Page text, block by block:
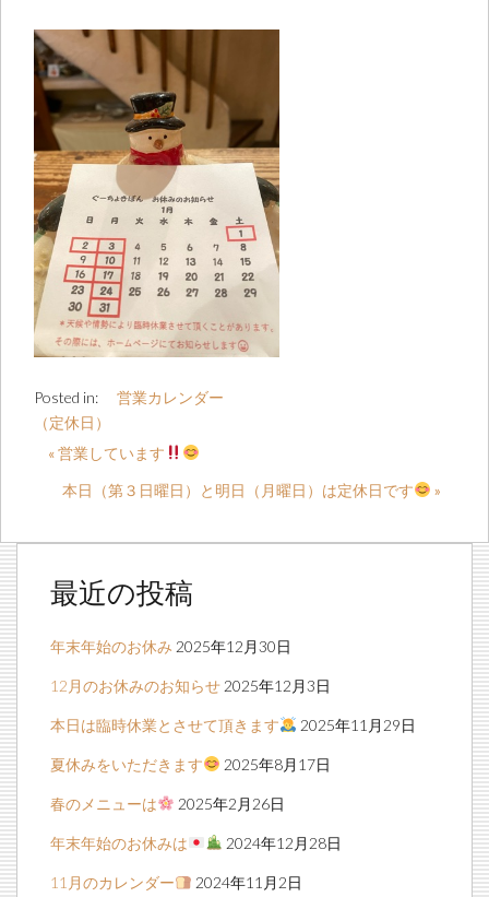
Posted in:
営業カレンダー
（定休日）
« 営業しています
本日（第３日曜日）と明日（月曜日）は定休日です
»
最近の投稿
年末年始のお休み 2025年12月30日
12月のお休みのお知らせ 2025年12月3日
本日は臨時休業とさせて頂きます 2025年11月29日
夏休みをいただきます 2025年8月17日
春のメニューは 2025年2月26日
年末年始のお休みは 2024年12月28日
11月のカレンダー 2024年11月2日